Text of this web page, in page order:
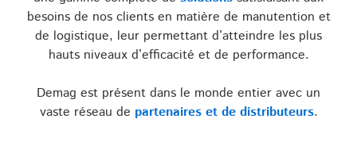
besoins de nos clients en matière de manutention et
de logistique, leur permettant d’atteindre les plus
hauts niveaux d’efficacité et de performance.
Demag est présent dans le monde entier avec un
vaste réseau de partenaires et de distributeurs.